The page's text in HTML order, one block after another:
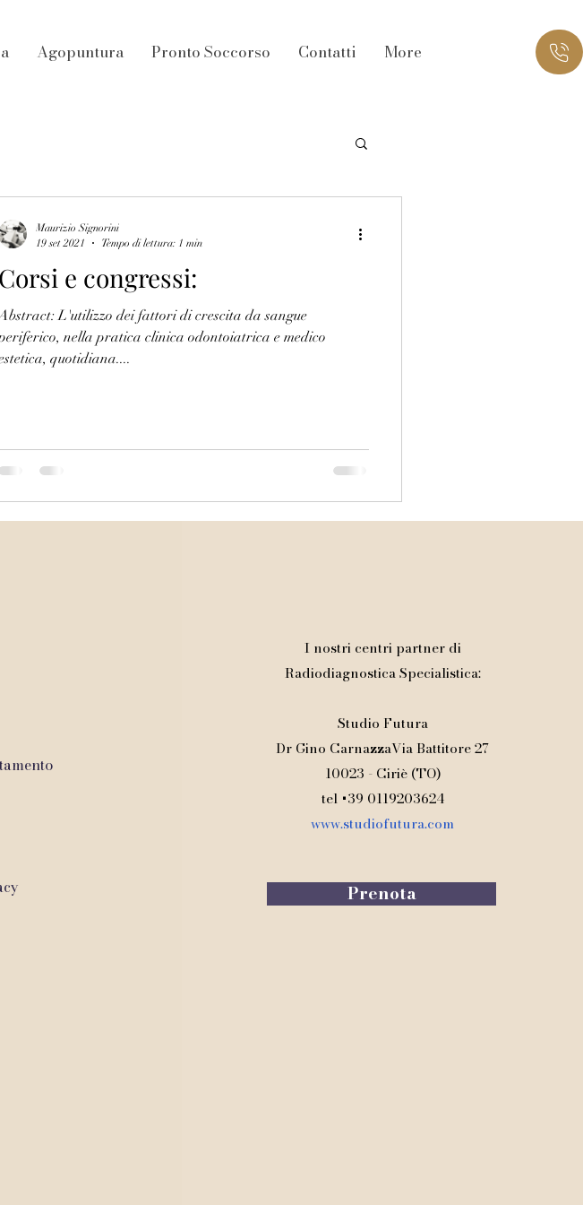
Agopuntura Pronto Soccorso Contatti More
Corsi e congressi:
L'utilizzo dei fattori di crescita da sangue
nella pratica clinica odontoiatrica e medico
quotidiana....
Maurizio Signorini
19 set 2021
Tempo di lettura: 1 min
Creato con Wix.com
I nostri centri partner di
Radiodiagnostica Specialistica:
Studio Futura
Dr Gino CarnazzaVia Battitore 27
10023 - Ciriè (TO)
tel +39 0119203624
www.studiofutura.com
Prenota